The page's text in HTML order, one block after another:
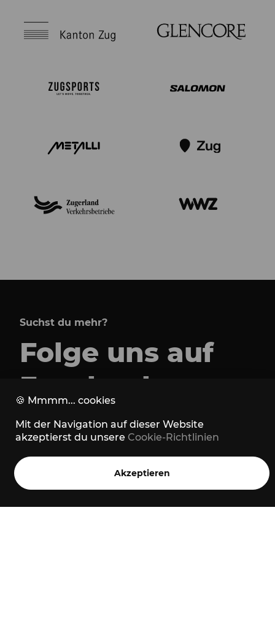
Suchst du mehr?
Folge uns auf
Facebook
Instagramoder
Strava
🍪 Mmmm... cookies
Mit der Navigation auf dieser Website
akzeptierst du unsere Cookie-Richtlinien
Akzeptieren